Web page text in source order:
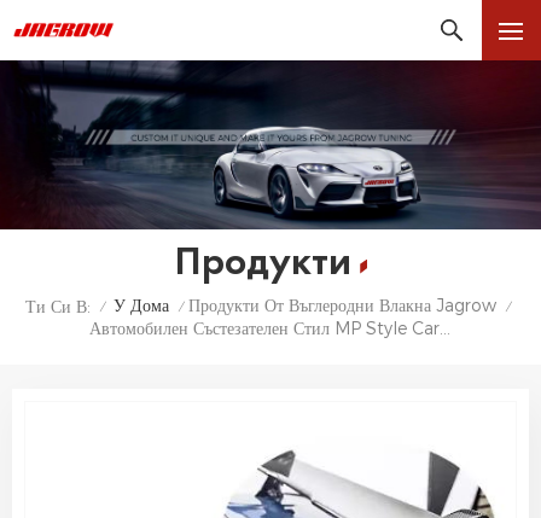
Продукти
Ти Си В: / У Дома / Продукти От Въглеродни Влакна Jagrow /